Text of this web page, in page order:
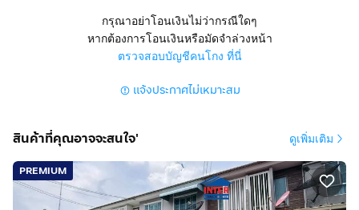
บางไผ่ ตำบลบางไผ่ อำเภอเมืองนนทบุรี จังหวัดนนทบุรี
สูง 2 ชั้น 3 ห้องนอน 2 ห้องน้ำ 1 ครัว 1 ห้องโถง
พื้นชั้นล่างปูแกรนิตโต้
พื้นชั้นบนปูลามิเนต
เป็นทาวน์เฮ้าส์หลังมุม
มีพื้นที่ด้านข้าง
กรุณาอย่าโอนเงินไม่ว่ากรณีใดๆ
หากต้องการโอนเงินหรือมัดจำล่วงหน้า
ตรวจสอบบัญชีคนโกง ที่นี่
แจ้งประกาศไม่เหมาะสม
สินค้าที่คุณอาจจะสนใจ' ดูเพิ่มเติม
PREMIUM